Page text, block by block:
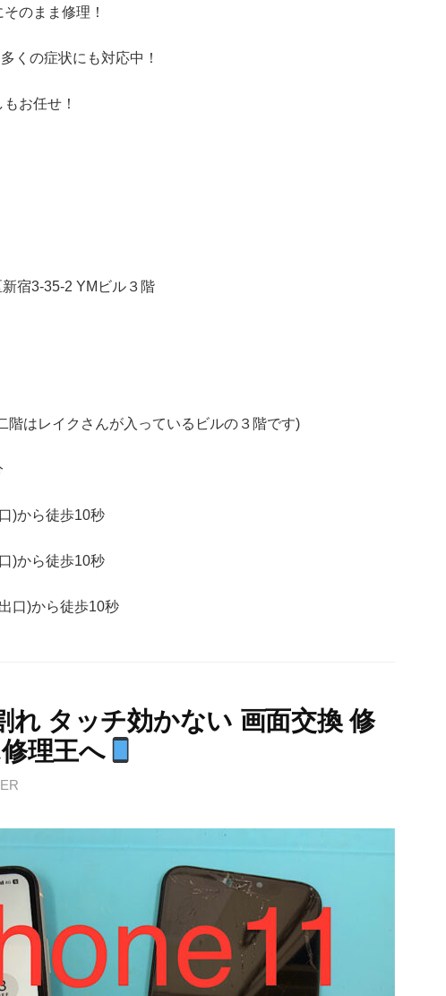
のまま修理！
多くの症状にも対応中！
お任せ！
新宿3-35-2 YM ビル３階
階はレイクさんが入っているビルの３階です)
)から徒歩10秒
)から徒歩10秒
出口)から徒歩10秒
れ タッチ効かない 画面交換 修
理王へ